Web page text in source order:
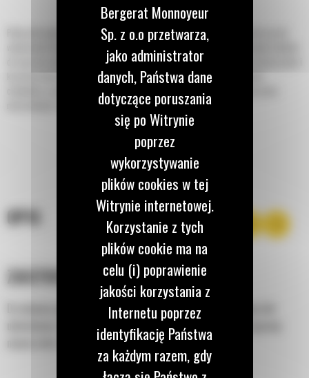
Płyty wibracyjne Cat® są przeznaczone do ubijania gleby, piasku lub żwiru przed
wylewaniem betonu lub układaniem nawierzchni asfaltowych. Są one również idealne
do naprawy nawierzchni asfaltowych. Dzięki swoim możliwościom oraz niższej cenie i
kosztom eksploatacji są popularne wśród firm zajmujących się układaniem
chodników, podwykonawców oraz firm zajmujących się utrzymaniem obszarów
mieszkalnych, komercyjnych i przemysłowych.
OPIS
ZASTOSOWANIE
Do ubijania gleby, piasku lub żwiru przed wylewaniem betonu lub
układaniem nawierzchni asfaltowych. Idealne również do naprawy
nawierzchni asfaltowych.
Bergerat Monnoyeur
Sp. z o.o przetwarza,
jako administrator
danych, Państwa dane
dotyczące poruszania
się po Witrynie
poprzez
wykorzystywanie
plików cookies w tej
Witrynie internetowej.
Korzystanie z tych
plików cookie ma na
celu (i) poprawienie
jakości korzystania z
Internetu poprzez
identyfikację Państwa
za każdym razem, gdy